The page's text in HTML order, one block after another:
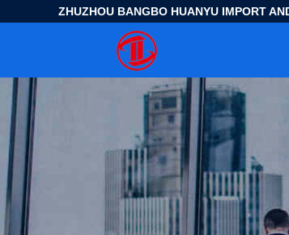
ZHUZHOU BANGBO HUANYU IMPORT